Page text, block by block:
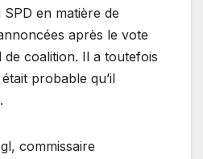
en matière de
après le vote
de coalition. Il a toutefois
probable qu’il
commissaire